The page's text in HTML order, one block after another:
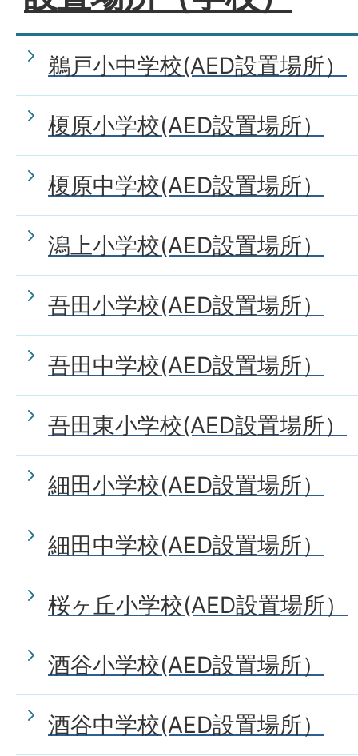
鵜戸小中学校(AED設置場所）
榎原小学校(AED設置場所）
榎原中学校(AED設置場所）
潟上小学校(AED設置場所）
吾田小学校(AED設置場所）
吾田中学校(AED設置場所）
吾田東小学校(AED設置場所）
細田小学校(AED設置場所）
細田中学校(AED設置場所）
桜ヶ丘小学校(AED設置場所）
酒谷小学校(AED設置場所）
酒谷中学校(AED設置場所）